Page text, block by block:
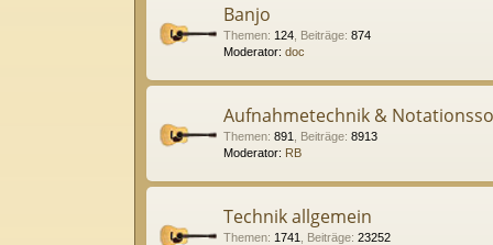
Banjo
Themen: 124 Beiträge: 874
Moderator: doc
Aufnahmetechnik &
Themen: 891 Beiträge: 8913
Moderator: RB
Technik allgemein
Themen: 1741 Beiträge: 23252